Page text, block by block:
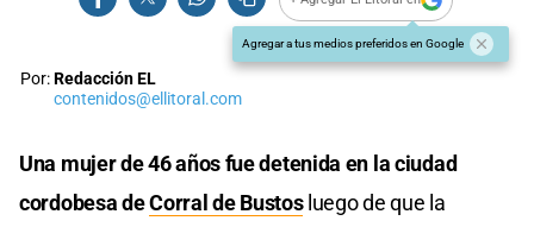
Agregar a tus medios preferidos en Google
Por:Redacción EL
contenidos@ellitoral.com
Una mujer de 46 años fue detenida en la ciudad
cordobesa deCorral de Bustosluego de que la